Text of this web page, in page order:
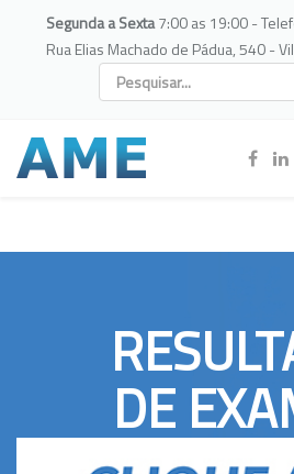
Segunda a Sexta7:00 as 19:00 -
Rua Elias Machado de Pádua, 540 -
DE